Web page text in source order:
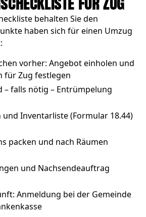
behalten Sie den
haben sich für einen Umzug
vorher: Angebot einholen und
für Zug festlegen
– falls nötig – Entrümpelung
und Inventarliste (Formular 18.44)
packen und nach Räumen
und Nachsendeauftrag
Anmeldung bei der Gemeinde